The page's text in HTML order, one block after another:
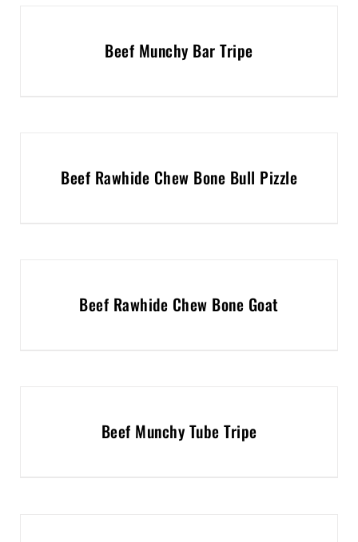
Beef Munchy Bar Tripe
Beef Rawhide Chew Bone Bull Pizzle
Beef Rawhide Chew Bone Goat
Beef Munchy Tube Tripe